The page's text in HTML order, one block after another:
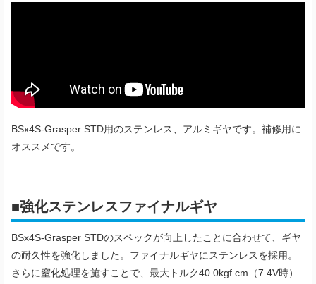
BSx4S-Grasper STD用のステンレス、アルミギヤです。補修用に
オススメです。
■強化ステンレスファイナルギヤ
BSx4S-Grasper STDのスペックが向上したことに合わせて、ギヤ
の耐久性を強化しました。ファイナルギヤにステンレスを採用。
さらに窒化処理を施すことで、最大トルク40.0kgf.cm（7.4V時）